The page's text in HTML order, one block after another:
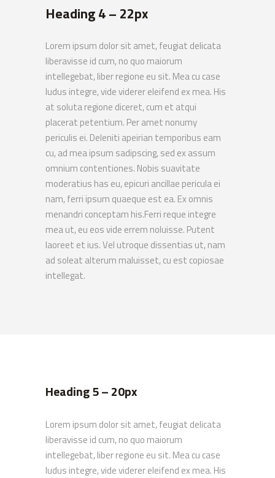
Heading 4 – 22px
Lorem ipsum dolor sit amet, feugiat delicata
liberavisse id cum, no quo maiorum
intellegebat, liber regione eu sit. Mea cu case
ludus integre, vide viderer eleifend ex mea. His
at soluta regione diceret, cum et atqui
placerat petentium. Per amet nonumy
periculis ei. Deleniti apeirian temporibus eam
cu, ad mea ipsum sadipscing, sed ex assum
omnium contentiones. Nobis suavitate
moderatius has eu, epicuri ancillae pericula ei
nam, ferri ipsum quaeque est ea. Ex omnis
menandri conceptam his.Ferri reque integre
mea ut, eu eos vide errem noluisse. Putent
laoreet et ius. Vel utroque dissentias ut, nam
ad soleat alterum maluisset, cu est copiosae
intellegat.
Heading 5 – 20px
Lorem ipsum dolor sit amet, feugiat delicata
liberavisse id cum, no quo maiorum
intellegebat, liber regione eu sit. Mea cu case
ludus integre, vide viderer eleifend ex mea. His